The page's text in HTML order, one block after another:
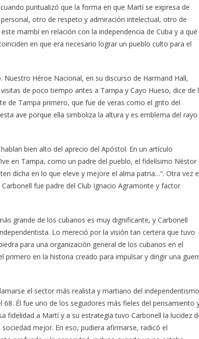
puntualizó que la forma en que Martí se expresa de
otro de respeto y admiración intelectual, otro de
mambí en relación con la independencia de Cuba y a qué
en que era necesario lograr un pueblo culto para el
Héroe Nacional, en su discurso de Harmand Hall,
de poco tiempo antes a Tampa y Cayo Hueso, dice de
de Tampa primero, que fue de veras como el grito del
ave porque ella simboliza la altura y es emblema del rayo
bien alto del aprecio del Apóstol. En un artículo
en Tampa, como un padre del pueblo, el fidelísimo Néstor
dicha en lo que eleve y mejore el alma patria…”. Otra vez
fue padre del Club Ignacio Agramonte y factor
grande de los cubanos es muy dignificante, y Carbonell
Lo mereció por la visión tan certera que tuvo
para una organización general de los cubanos en el
en la historia creado para impulsar y dirigir una
el sector más realista y martiano del
Él fue uno de los seguidores más fieles del pensamiento
fidelidad a Martí y a su estrategia tuvo Carbonell la lucidez
mejor. En eso, pudiera afirmarse, radicó el